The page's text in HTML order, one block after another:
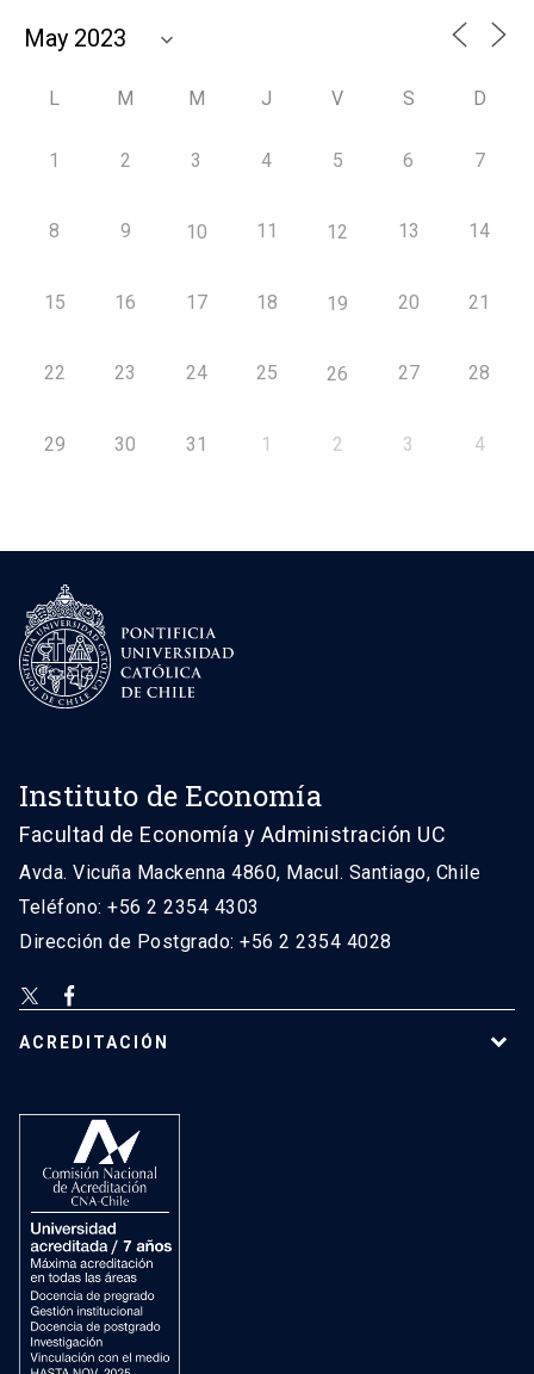
L M M J V S D
1 2 3 4 5 6 7
8 9 10 11 12 13 14
15 16 17 18 19 20 21
22 23 24 25 26 27 28
29 30 31 1 2 3 4
Instituto de Economía
Facultad de Economía y Administración UC
Avda. Vicuña Mackenna 4860, Macul. Santiago, Chile
Teléfono: +56 2 2354 4303
Dirección de Postgrado: +56 2 2354 4028
ACREDITACIÓN